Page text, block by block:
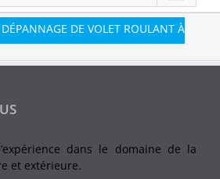
DE VOLET ROULANT À
dans le domaine de la
et extérieure.